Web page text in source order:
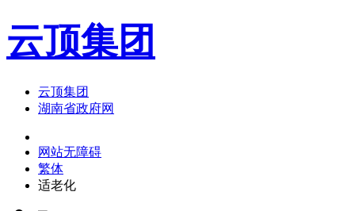
云顶集团
云顶集团
湖南省政府网
网站无障碍
繁体
适老化